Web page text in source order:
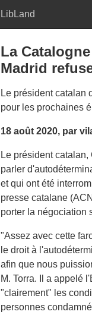
LibLand
La
Madrid
Le président catalan
pour les prochaines
18 août 2020, par
Le président
parler
et qui ont été
presse catalane
porter la négociation
"Assez avec cette
le droit à
afin que nous
M. Torra. Il a appelé
"clairement" les
personnes